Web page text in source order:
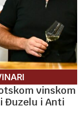
vinskom
Đuzelu i Anti